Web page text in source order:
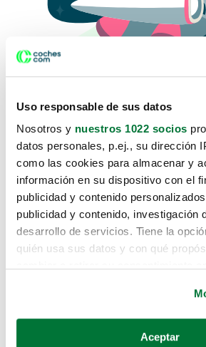
Uso responsable de sus datos
Nosotros y nuestros 1022 socios
datos personales, p.ej., su dirección
como las cookies para almacenar y
información en su dispositivo con el
publicidad y contenido
publicidad y contenido, investigación
desarrollo de servicios. Tiene la
quién usa sus datos y con qué
Si lo permite, también quisiéramos:
Aceptar
Lo sentimos, no
te hemos traido
Pero puedes encontrar el coche
buscando en alguno de estos
Coches de segunda mano